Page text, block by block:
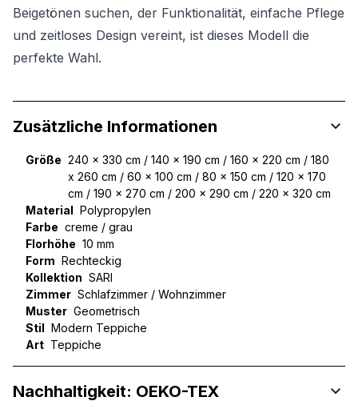
Beigetönen suchen, der Funktionalität, einfache Pflege
und zeitloses Design vereint, ist dieses Modell die
perfekte Wahl.
Zusätzliche Informationen
Größe 240 x 330 cm / 140 x 190 cm / 160 x 220 cm / 180
x 260 cm / 60 x 100 cm / 80 x 150 cm / 120 x 170
cm / 190 x 270 cm / 200 x 290 cm / 220 x 320 cm
Material Polypropylen
Farbe creme / grau
Florhöhe 10 mm
Form Rechteckig
Kollektion SARI
Zimmer Schlafzimmer / Wohnzimmer
Muster Geometrisch
Stil Modern Teppiche
Art Teppiche
Nachhaltigkeit: OEKO-TEX